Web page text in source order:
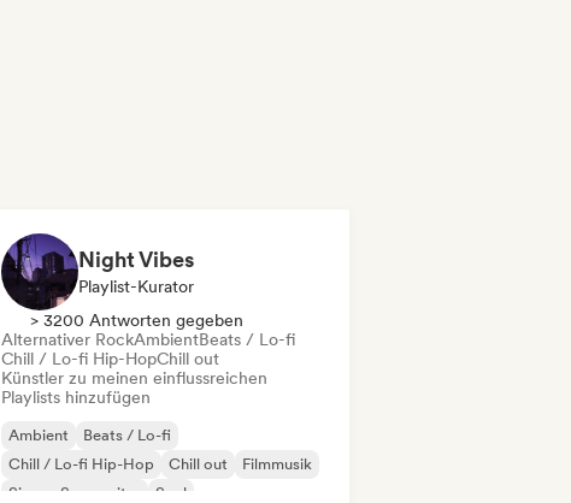
Night Vibes
Playlist-Kurator
> 3200 Antworten gegeben
Alternativer RockAmbientBeats / Lo-fi
Chill / Lo-fi Hip-HopChill out
Künstler zu meinen einflussreichen
Playlists hinzufügen
Ambient
Beats / Lo-fi
Chill / Lo-fi Hip-Hop
Chill out
Filmmusik
Singer-Songwriter
Soul